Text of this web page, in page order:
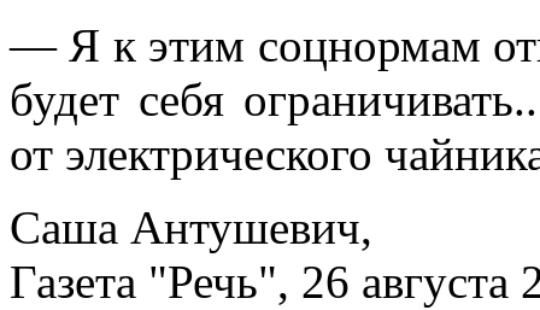
— Я к этим соцнормам
будет себя
от электрического
Саша Антушевич,
Газета "Речь", 26 августа